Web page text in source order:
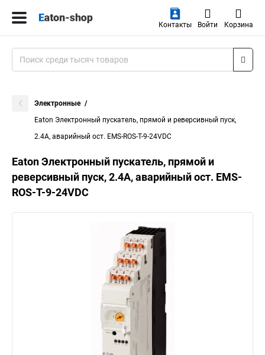
Контакты Войти Корзина
Электронные
Eaton Электронный пускатель, прямой и реверсивный пуск,
2.4А, аварийный ост. EMS-ROS-T-9-24VDC
Eaton Электронный пускатель, прямой и
реверсивный пуск, 2.4А, аварийный ост. EMS-
ROS-T-9-24VDC